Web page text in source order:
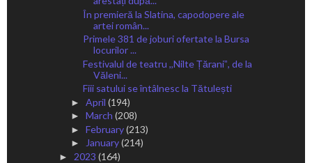
În premieră la Slatina, capodopere ale
artei român...
Primele 381 de joburi ofertate la Bursa
locurilor ...
Festivalul de teatru ,,Nilte Țăraniˮ, de la
Văleni...
Fiii satului se întâlnesc la Tătulești
► April (194)
► March (208)
► February(213)
► January(214)
► 2023 (164)